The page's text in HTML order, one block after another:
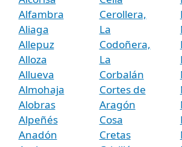
Alfambra
Aliaga
Allepuz
Alloza
Allueva
Almohaja
Alobras
Alpeñés
Anadón
Cerollera,
La
Codoñera,
La
Corbalán
Cortes de
Aragón
Cosa
Cretas